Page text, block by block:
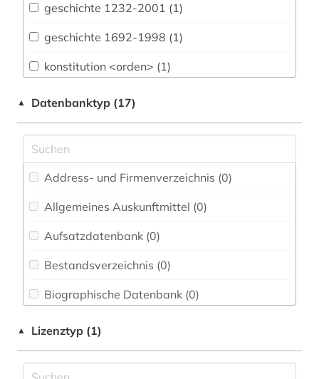
Informationswissenschaft (0)
Chemie und Pharmazie (0)
(0)
Energietechnik (0)
Ethnologie (0)
(0)
Geowissenschaften (0)
Germanistik. Niederlandistik. Skandinavistik
(0)
geschichte 1232-2001 (1)
geschichte 1692-1998 (1)
konstitution <orden> (1)
quelle (1)
▲ Datenbanktyp (17)
Address- und Firmenverzeichnis (0)
Allgemeines Auskunftmittel (0)
Aufsatzdatenbank (0)
Bestandsverzeichnis (0)
Biographische Datenbank (0)
Disziplinäre Forschungsdatenrepositorien (0)
▲ Lizenztyp (1)